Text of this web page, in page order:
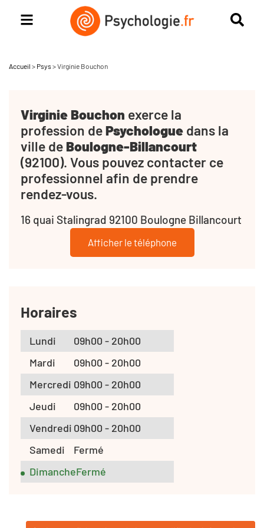
Accueil > Psys >Virginie Bouchon
Virginie Bouchon exerce la
profession dePsychologue dans la
ville de Boulogne-Billancourt
(92100). Vous pouvez contacter ce
professionnel afin de prendre
rendez-vous.
16 quai Stalingrad 92100 Boulogne Billancourt
Afficher le téléphone
Horaires
Lundi
09h00 - 20h00
Mardi
09h00 - 20h00
Mercredi 09h00 - 20h00
Jeudi
09h00 - 20h00
Vendredi 09h00 - 20h00
Samedi
Fermé
DimancheFermé